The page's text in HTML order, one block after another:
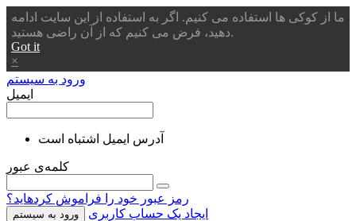
ما از کوکی ها استفاده می کنیم. اگر به استفاده از این سایت ادامه
دهید، فرض می کنیم که از آن راضی هستید.
Got it
×
ورود به سیستم
ایمیل
آدرس ایمیل اشتباه است
کلمه‌ی عبور
رمز عبور خود را فراموش کردهاید؟
ورود به سیستم
ایجاد یک حساب کاربری